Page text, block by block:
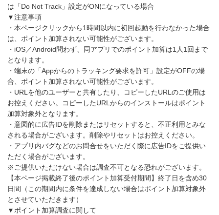
は「Do Not Track」設定がONになっている場合
▼注意事項
・本ページクリックから1時間以内に初回起動を行わなかった場合
は、ポイント加算されない可能性がございます。
・iOS／Android問わず、同アプリでのポイント加算は1人1回まで
となります。
・端末の「Appからのトラッキング要求を許可」設定がOFFの場
合、ポイント加算されない可能性がございます。
・URLを他のユーザーと共有したり、コピーしたURLのご使用は
お控えください。コピーしたURLからのインストールはポイント
加算対象外となります。
・意図的に広告IDを削除またはリセットすると、不正利用とみな
される場合がございます。削除やリセットはお控えください。
・アプリ内バグなどのお問合せをいただく際に広告IDをご提供い
ただく場合がございます。
※ご提供いただけない場合は調査不可となる恐れがございます。
【本ページ掲載終了後のポイント加算受付期間】終了日を含め30
日間（この期間内に条件を達成しない場合はポイント加算対象外
とさせていただきます）
▼ポイント加算調査に関して